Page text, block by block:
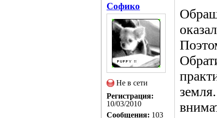
Софико
Не в сети
Регистрация:
10/03/2010
Сообщения: 103